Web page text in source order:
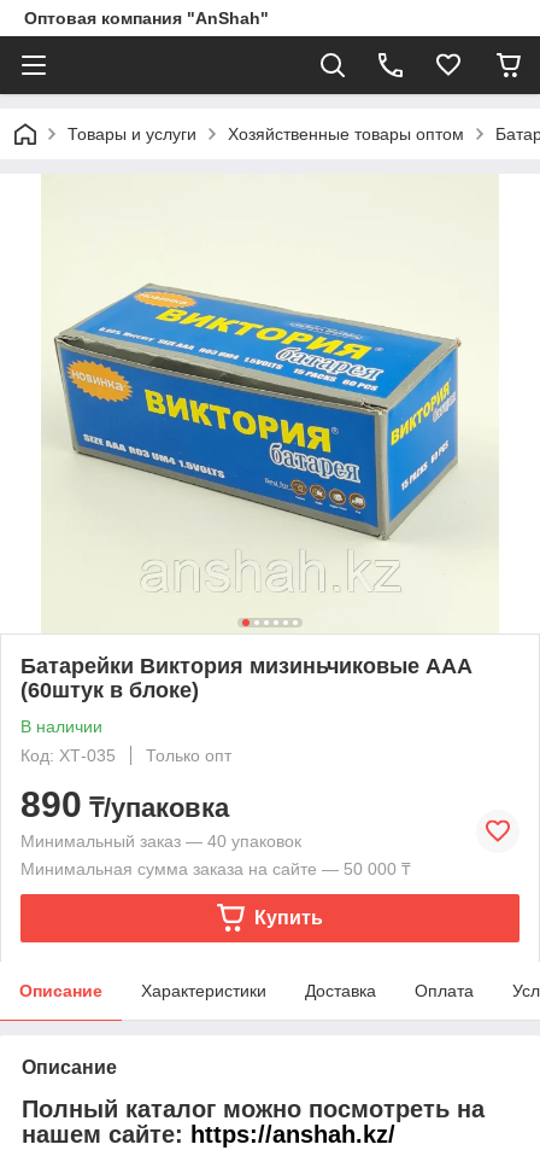
Оптовая компания "AnShah"
Товары и услуги Хозяйственные товары оптом
Батарейки Виктория мизиньчиковые ААА
(60штук в блоке)
В наличии
Код: ХТ-035
Только опт
890 ₸/упаковка
Минимальный заказ — 40 упаковок
Минимальная сумма заказа на сайте — 50 000 ₸
Купить
Описание Характеристики Доставка Оплата
Описание
Полный каталог можно посмотреть на
нашем сайте: https://anshah.kz/